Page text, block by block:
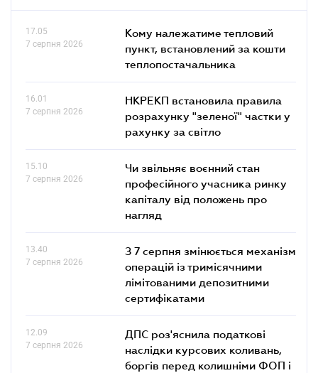
17.05
7 серпня 2026
Кому належатиме тепловий
пункт, встановлений за кошти
теплопостачальника
16.01
7 серпня 2026
НКРЕКП встановила правила
розрахунку "зеленої" частки у
рахунку за світло
15.10
7 серпня 2026
Чи звільняє воєнний стан
професійного учасника ринку
капіталу від положень про
нагляд
13.40
7 серпня 2026
З 7 серпня змінюється механізм
операцій із тримісячними
лімітованими депозитними
сертифікатами
12.09
7 серпня 2026
ДПС роз'яснила податкові
наслідки курсових коливань,
боргів перед колишніми ФОП і